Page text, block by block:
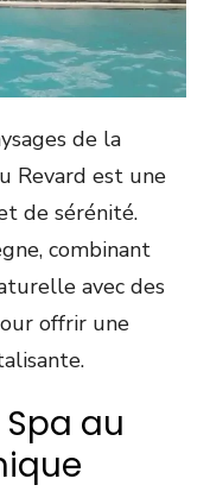
de la
Revard est une
de sérénité.
combinant
avec des
offrir une
au